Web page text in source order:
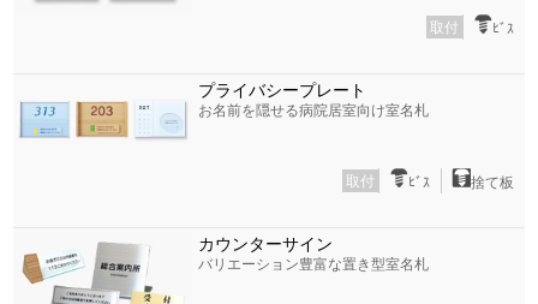
取付 ﾋﾞｽ
プライバシープレート
お名前を隠せる病院居室向け室名札
取付 ﾋﾞｽ 捨て板
カウンターサイン
バリエーション豊富な置き型室名札